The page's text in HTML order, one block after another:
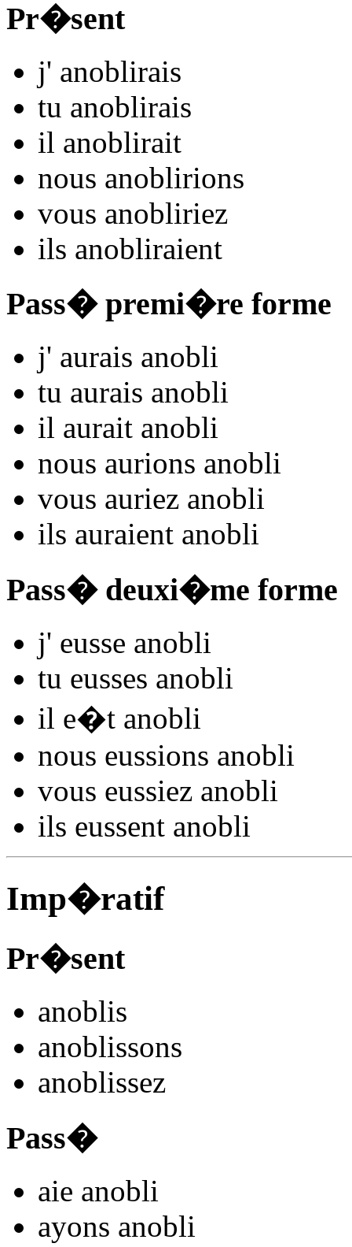
Pr�sent
j' anoblirais
tu anoblirais
il anoblirait
nous anoblirions
vous anobliriez
ils anobliraient
Pass� premi�re forme
j' aurais anobli
tu aurais anobli
il aurait anobli
nous aurions anobli
vous auriez anobli
ils auraient anobli
Pass� deuxi�me forme
j' eusse anobli
tu eusses anobli
il e�t anobli
nous eussions anobli
vous eussiez anobli
ils eussent anobli
Imp�ratif
Pr�sent
anoblis
anoblissons
anoblissez
Pass�
aie anobli
ayons anobli